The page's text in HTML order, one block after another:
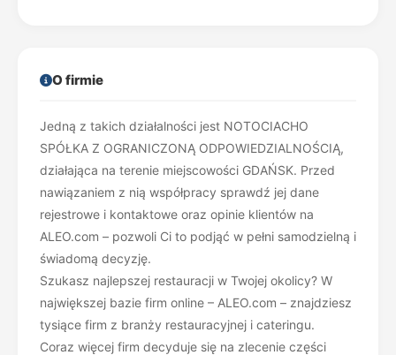
O firmie
Jedną z takich działalności jest NOTOCIACHO
SPÓŁKA Z OGRANICZONĄ ODPOWIEDZIALNOŚCIĄ,
działająca na terenie miejscowości GDAŃSK. Przed
nawiązaniem z nią współpracy sprawdź jej dane
rejestrowe i kontaktowe oraz opinie klientów na
ALEO.com – pozwoli Ci to podjąć w pełni samodzielną i
świadomą decyzję.
Szukasz najlepszej restauracji w Twojej okolicy? W
największej bazie firm online – ALEO.com – znajdziesz
tysiące firm z branży restauracyjnej i cateringu.
Coraz więcej firm decyduje się na zlecenie części